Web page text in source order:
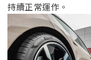
持續正常運作。